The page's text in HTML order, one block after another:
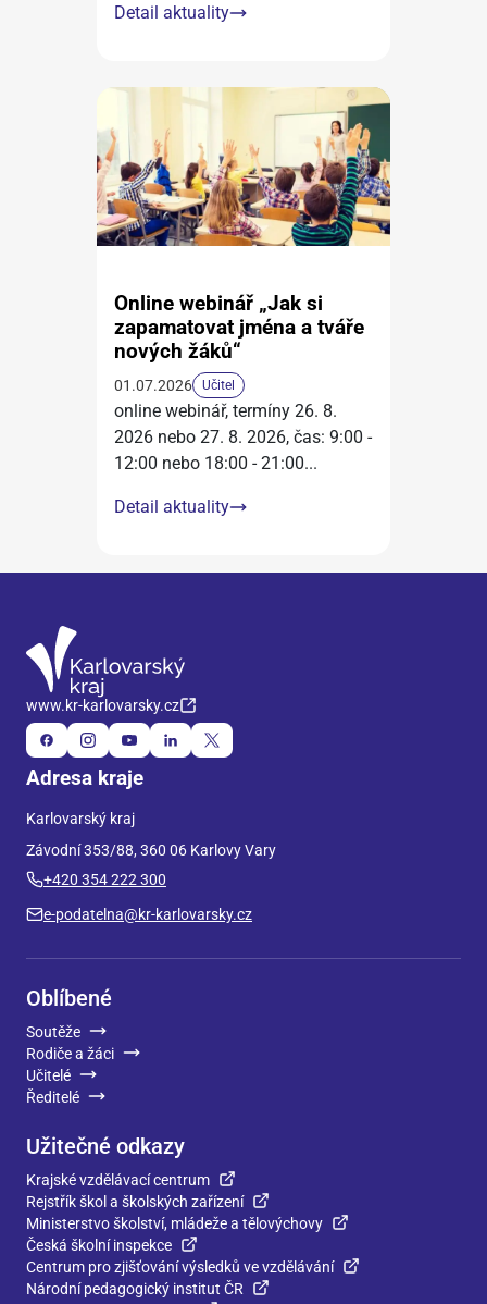
Detail aktuality
Online webinář „Jak si
zapamatovat jména a tváře
nových žáků“
01.07.2026 Učitel
online webinář, termíny 26. 8.
2026 nebo 27. 8. 2026, čas: 9:00 -
12:00 nebo 18:00 - 21:00...
Detail aktuality
www.kr-karlovarsky.cz
Adresa kraje
Karlovarský kraj
Závodní 353/88, 360 06 Karlovy Vary
+420 354 222 300
e-podatelna@kr-karlovarsky.cz
Oblíbené
Soutěže
Rodiče a žáci
Učitelé
Ředitelé
Užitečné odkazy
Krajské vzdělávací centrum
Rejstřík škol a školských zařízení
Ministerstvo školství, mládeže a tělovýchovy
Česká školní inspekce
Centrum pro zjišťování výsledků ve vzdělávání
Národní pedagogický institut ČR